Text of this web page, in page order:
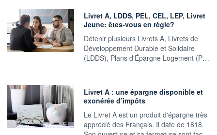
Livret A, LDDS, PEL, CEL, LEP, Livret
Jeune: êtes-vous en règle?
Détenir plusieurs Livrets A, Livrets de
Développement Durable et Solidaire
(LDDS), Plans d'Épargne Logement (P…
Livret A : une épargne disponible et
exonérée d’impôts
Le Livret A est un produit d'épargne très
apprécié des Français. Il date de 1818.